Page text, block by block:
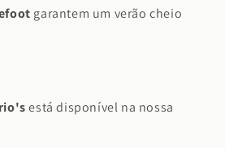
garantem um verão cheio
está disponível na nossa